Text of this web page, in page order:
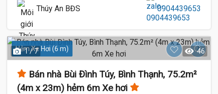
Thúy An BĐS 0904439653
Hẻm Xe Hơi (6 m)
1 / 7 46
Bán nhà Bùi Đình Túy, Bình Thạnh, 75.2m²
(4m x 23m) hẻm 6m Xe hơi